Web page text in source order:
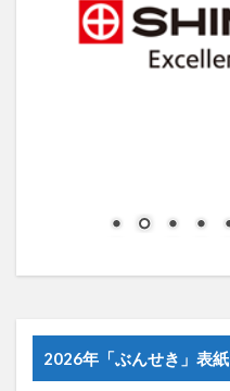
2026年「ぶんせき」表紙